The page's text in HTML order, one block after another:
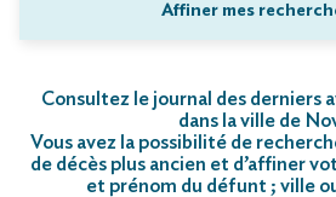
Affiner mes
Consultez le journal des derniers
dans la ville de
Vous avez la possibilité de
de décès plus ancien et d’affiner
et prénom du défunt ; ville